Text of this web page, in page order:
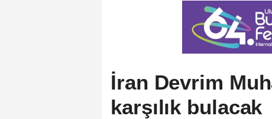
İran Devrim
karşılık bulacak